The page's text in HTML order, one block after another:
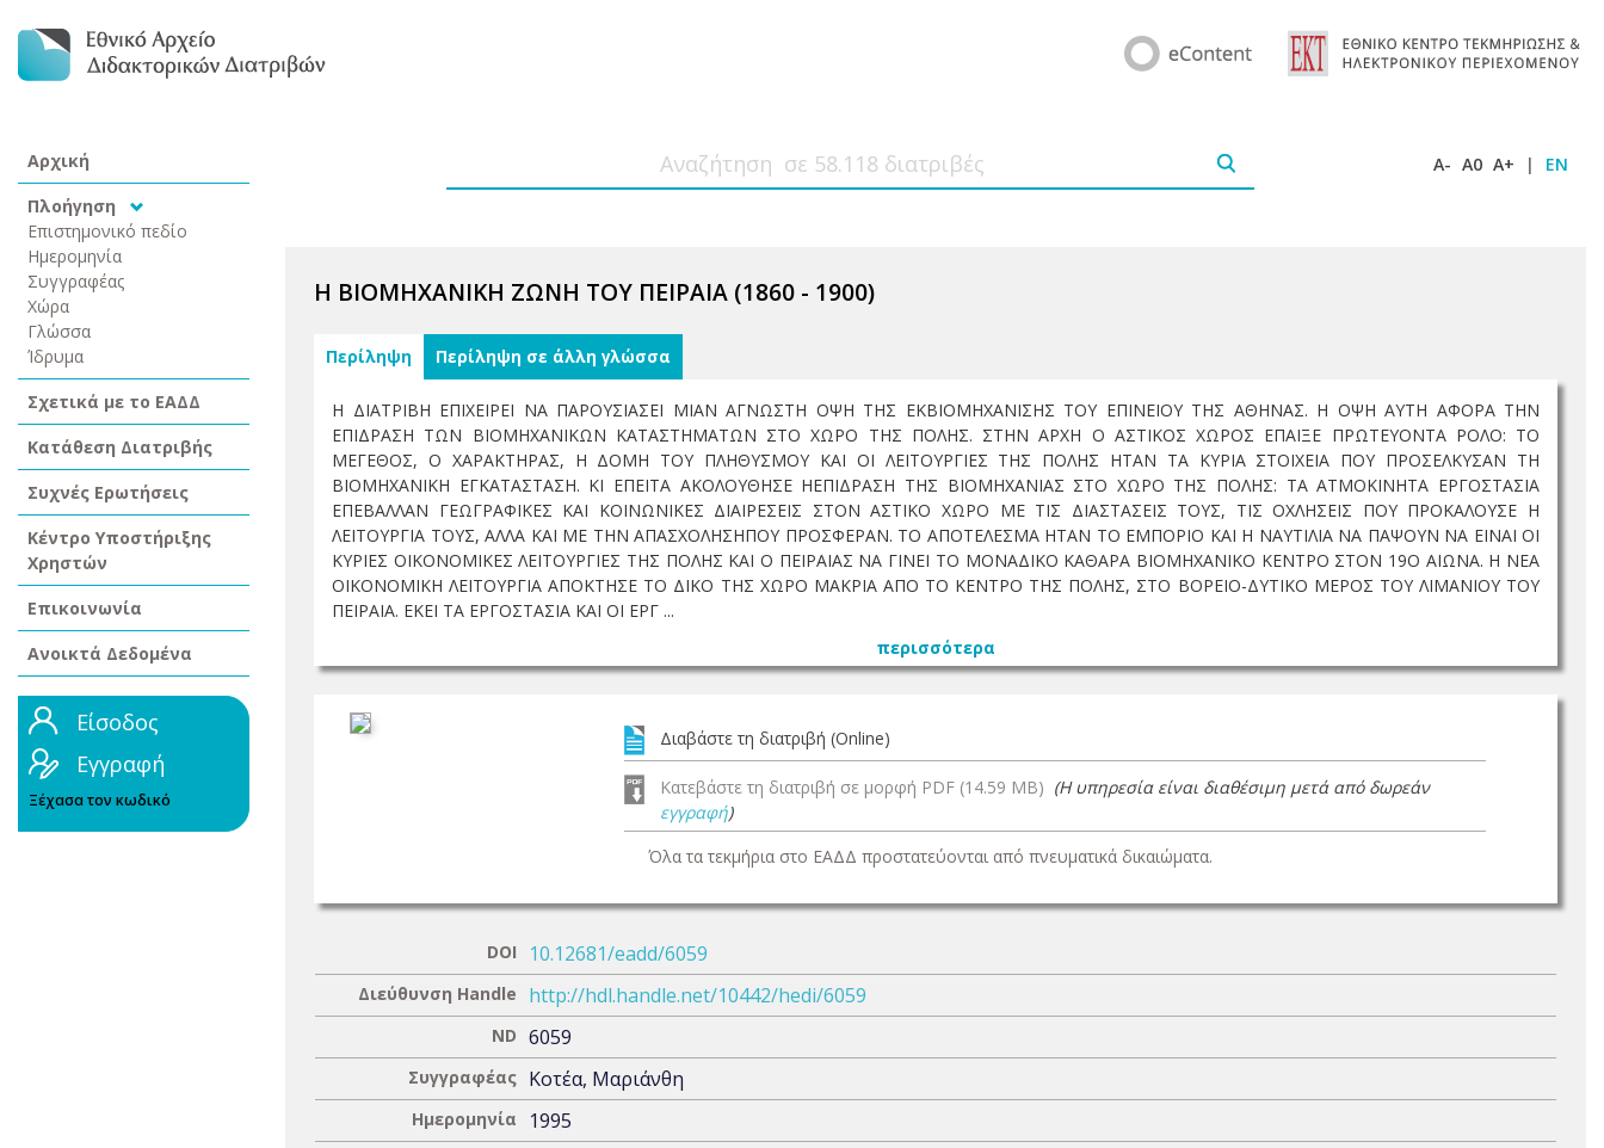
Αρχική
Πλοήγηση
Επιστημονικό πεδίο
Ημερομηνία
Συγγραφέας
Χώρα
Γλώσσα
Ίδρυμα
Σχετικά με το ΕΑΔΔ
Κατάθεση Διατριβής
Συχνές Ερωτήσεις
Κέντρο Υποστήριξης
Χρηστών
Επικοινωνία
Ανοικτά Δεδομένα
Είσοδος
Εγγραφή
Ξέχασα τον κωδικό
A- A0 A+ | EN
Η ΒΙΟΜΗΧΑΝΙΚΗ ΖΩΝΗ ΤΟΥ ΠΕΙΡΑΙΑ (1860 - 1900)
Περίληψη Περίληψη σε άλλη γλώσσα
Η ΔΙΑΤΡΙΒΗ ΕΠΙΧΕΙΡΕΙ ΝΑ ΠΑΡΟΥΣΙΑΣΕΙ ΜΙΑΝ ΑΓΝΩΣΤΗ ΟΨΗ ΤΗΣ ΕΚΒΙΟΜΗΧΑΝΙΣΗΣ ΤΟΥ ΕΠΙΝΕΙΟΥ ΤΗΣ ΑΘΗΝΑΣ. Η ΟΨΗ ΑΥΤΗ ΑΦΟΡΑ ΤΗΝ
ΕΠΙΔΡΑΣΗ ΤΩΝ ΒΙΟΜΗΧΑΝΙΚΩΝ ΚΑΤΑΣΤΗΜΑΤΩΝ ΣΤΟ ΧΩΡΟ ΤΗΣ ΠΟΛΗΣ. ΣΤΗΝ ΑΡΧΗ Ο ΑΣΤΙΚΟΣ ΧΩΡΟΣ ΕΠΑΙΞΕ ΠΡΩΤΕΥΟΝΤΑ ΡΟΛΟ: ΤΟ
ΜΕΓΕΘΟΣ, Ο ΧΑΡΑΚΤΗΡΑΣ, Η ΔΟΜΗ ΤΟΥ ΠΛΗΘΥΣΜΟΥ ΚΑΙ ΟΙ ΛΕΙΤΟΥΡΓΙΕΣ ΤΗΣ ΠΟΛΗΣ ΗΤΑΝ ΤΑ ΚΥΡΙΑ ΣΤΟΙΧΕΙΑ ΠΟΥ ΠΡΟΣΕΛΚΥΣΑΝ ΤΗ
ΒΙΟΜΗΧΑΝΙΚΗ ΕΓΚΑΤΑΣΤΑΣΗ. ΚΙ ΕΠΕΙΤΑ ΑΚΟΛΟΥΘΗΣΕ ΗΕΠΙΔΡΑΣΗ ΤΗΣ ΒΙΟΜΗΧΑΝΙΑΣ ΣΤΟ ΧΩΡΟ ΤΗΣ ΠΟΛΗΣ: ΤΑ ΑΤΜΟΚΙΝΗΤΑ ΕΡΓΟΣΤΑΣΙΑ
ΕΠΕΒΑΛΛΑΝ ΓΕΩΓΡΑΦΙΚΕΣ ΚΑΙ ΚΟΙΝΩΝΙΚΕΣ ΔΙΑΙΡΕΣΕΙΣ ΣΤΟΝ ΑΣΤΙΚΟ ΧΩΡΟ ΜΕ ΤΙΣ ΔΙΑΣΤΑΣΕΙΣ ΤΟΥΣ, ΤΙΣ ΟΧΛΗΣΕΙΣ ΠΟΥ ΠΡΟΚΑΛΟΥΣΕ Η
ΛΕΙΤΟΥΡΓΙΑ ΤΟΥΣ, ΑΛΛΑ ΚΑΙ ΜΕ ΤΗΝ ΑΠΑΣΧΟΛΗΣΗΠΟΥ ΠΡΟΣΦΕΡΑΝ. ΤΟ ΑΠΟΤΕΛΕΣΜΑ ΗΤΑΝ ΤΟ ΕΜΠΟΡΙΟ ΚΑΙ Η ΝΑΥΤΙΛΙΑ ΝΑ ΠΑΨΟΥΝ ΝΑ ΕΙΝΑΙ ΟΙ
ΚΥΡΙΕΣ ΟΙΚΟΝΟΜΙΚΕΣ ΛΕΙΤΟΥΡΓΙΕΣ ΤΗΣ ΠΟΛΗΣ ΚΑΙ Ο ΠΕΙΡΑΙΑΣ ΝΑ ΓΙΝΕΙ ΤΟ ΜΟΝΑΔΙΚΟ ΚΑΘΑΡΑ ΒΙΟΜΗΧΑΝΙΚΟ ΚΕΝΤΡΟ ΣΤΟΝ 19Ο ΑΙΩΝΑ. Η ΝΕΑ
ΟΙΚΟΝΟΜΙΚΗ ΛΕΙΤΟΥΡΓΙΑ ΑΠΟΚΤΗΣΕ ΤΟ ΔΙΚΟ ΤΗΣ ΧΩΡΟ ΜΑΚΡΙΑ ΑΠΟ ΤΟ ΚΕΝΤΡΟ ΤΗΣ ΠΟΛΗΣ, ΣΤΟ ΒΟΡΕΙΟ-ΔΥΤΙΚΟ ΜΕΡΟΣ ΤΟΥ ΛΙΜΑΝΙΟΥ ΤΟΥ
ΠΕΙΡΑΙΑ. ΕΚΕΙ ΤΑ ΕΡΓΟΣΤΑΣΙΑ ΚΑΙ ΟΙ ΕΡΓ ...
περισσότερα
Διαβάστε τη διατριβή (Online)
Κατεβάστε τη διατριβή σε μορφή PDF (14.59 MB) (Η υπηρεσία είναι διαθέσιμη μετά από δωρεάν
εγγραφή)
Όλα τα τεκμήρια στο ΕΑΔΔ προστατεύονται από πνευματικά δικαιώματα.
DOI 10.12681/eadd/6059
Διεύθυνση Handle http://hdl.handle.net/10442/hedi/6059
ND 6059
Συγγραφέας Κοτέα, Μαριάνθη
Ημερομηνία 1995